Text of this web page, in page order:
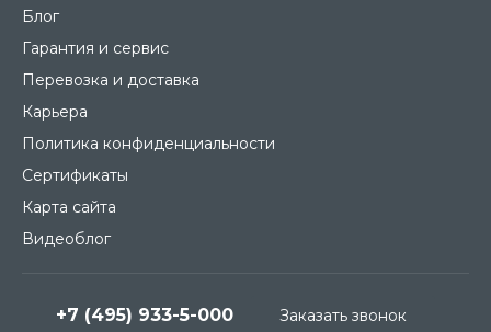
Блог
Гарантия и сервис
Перевозка и доставка
Карьера
Политика конфиденциальности
Сертификаты
Карта сайта
Видеоблог
+7 (495) 933-5-000 Заказать звонок